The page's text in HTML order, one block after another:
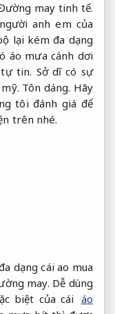
may tinh tế.
anh em của
lại kém đa dạng
áo mưa cánh dơi
tin. Sở dĩ có sự
Tôn dáng. Hãy
tôi đánh giá để
trên nhé.
dạng cái ao mua
may. Dễ dùng
biệt của cái áo